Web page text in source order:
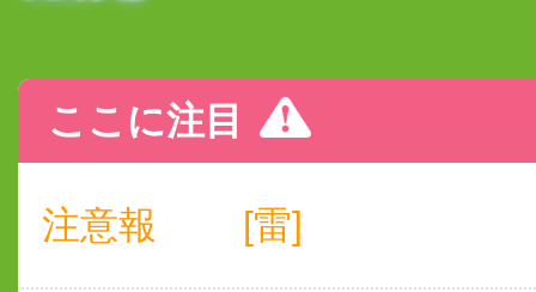
ここに注目
注意報 [雷]